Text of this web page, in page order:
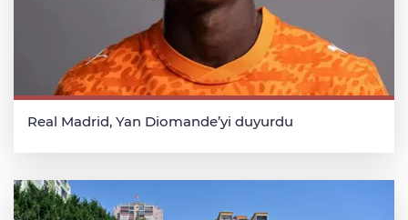
Real Madrid, Yan Diomande’yi duyurdu